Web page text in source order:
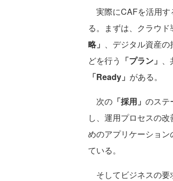
実際にCAFを活用す
る。まずは、クラウ
略」 、デジタル資産
どを行う 「プラン」 、
「Ready」 がある。
次の 「採用」 のステ
し、運用プロセスの改
めのアプリケーショ
ている。
そしてビジネスの要